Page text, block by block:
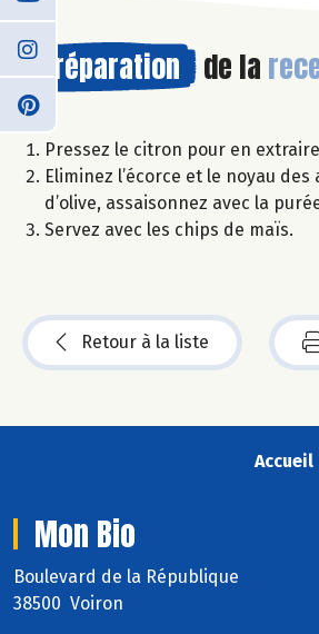
Préparation de la
Pressez le citron pour en
Eliminez l’écorce et le noyau
d’olive, assaisonnez avec la
Servez avec les chips de maïs.
Retour à la liste
Accueil
Mon Bio
Boulevard de la République
38500 Voiron